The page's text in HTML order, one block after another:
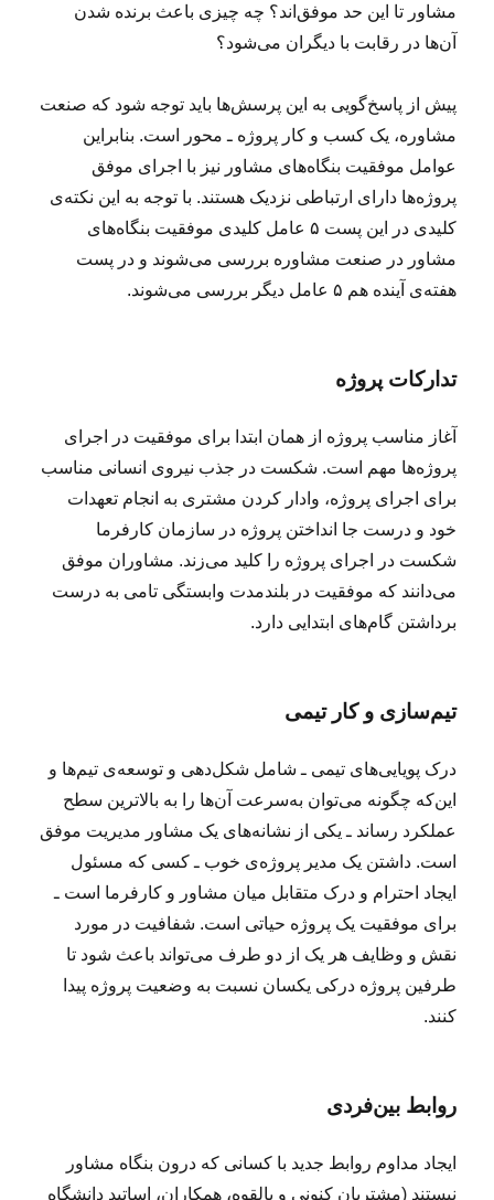
ر
گ
مشاور تا این حد موفق‌اند؟ چه چیزی باعث برنده شدن
آن‌ها در رقابت با دیگران می‌شود؟
پیش از پاسخ‌گویی به این پرسش‌ها باید توجه شود که صنعت
مشاوره، یک کسب و کار پروژه ـ محور است. بنابراین
عوامل موفقیت بنگاه‌های مشاور نیز با اجرای موفق
پروژه‌ها دارای ارتباطی نزدیک هستند. با توجه به این نکته‌ی
کلیدی در این پست ۵ عامل کلیدی موفقیت بنگاه‌های
مشاور در صنعت مشاوره بررسی می‌شوند و در پست
هفته‌ی آینده هم ۵ عامل دیگر بررسی می‌شوند.
تدارکات پروژه
آغاز مناسب پروژه از همان ابتدا برای موفقیت در اجرای
پروژه‌ها مهم است. شکست در جذب نیروی انسانی مناسب
برای اجرای پروژه‌، وادار کردن مشتری به انجام تعهدات
خود و درست جا انداختن پروژه در سازمان کارفرما
شکست در اجرای پروژه را کلید می‌زند. مشاوران موفق
می‌دانند که موفقیت در بلندمدت وابستگی تامی به درست
برداشتن گام‌های ابتدایی دارد.
تیم‌سازی و کار تیمی
درک پویایی‌های تیمی ـ شامل شکل‌دهی و توسعه‌ی تیم‌ها و
این‌که چگونه می‌توان به‌سرعت آن‌ها را به بالاترین سطح
عملکرد رساند ـ یکی از نشانه‌های یک مشاور مدیریت موفق
است. داشتن یک مدیر پروژه‌ی خوب ـ کسی که مسئول
ایجاد احترام و درک متقابل میان مشاور و کارفرما است ـ
برای موفقیت یک پروژه حیاتی است. شفافیت در مورد
نقش و وظایف هر یک از دو طرف می‌تواند باعث شود تا
طرفین پروژه درکی یکسان نسبت به وضعیت پروژه پیدا
کنند.
روابط بین‌فردی
ایجاد مداوم روابط جدید با کسانی که درون بنگاه مشاور
نیستند (مشتریان کنونی و بالقوه، همکاران، اساتید دانشگاه